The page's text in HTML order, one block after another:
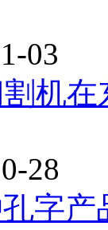
03
机
28
字产